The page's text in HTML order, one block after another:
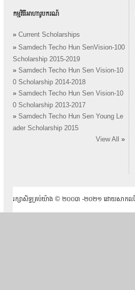
កម្មវិធីអាហារូបករណ៍
» Current Scholarships
» Samdech Techo Hun SenVision-100
Scholarship 2015-2019
» Samdech Techo Hun Sen Vision-10
0 Scholarship 2014-2018
» Samdech Techo Hun Sen Vision-10
0 Scholarship 2013-2017
» Samdech Techo Hun Sen Young Le
ader Scholarship 2015
View All
»
រក្សាសិទ្ធគ្រប់យ៉ាង ​© ២០០៣ -២០២១ ដោយសាកលវិ